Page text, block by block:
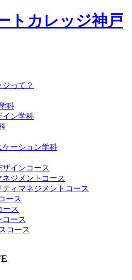
トカレッジ神戸
って？
科
イン学科
ケーション学科
ザインコース
ネジメントコース
ティマネジメントコース
ース
ース
コース
コース